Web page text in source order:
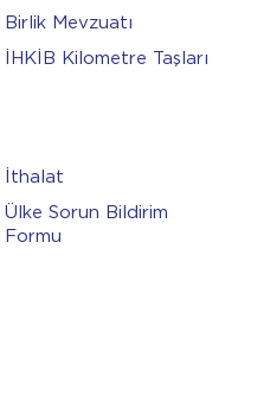
Birlik Mevzuatı
İHKİB Kilometre Taşları
İthalat
Ülke Sorun Bildirim
Formu